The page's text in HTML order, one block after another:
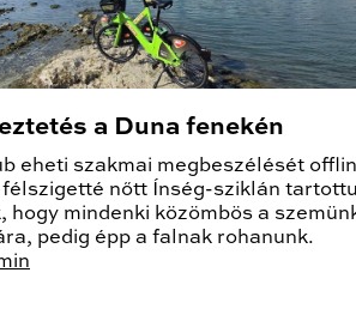
a Duna fenekén
eheti szakmai megbeszélését
félszigetté nőtt Ínség-sziklán
hogy mindenki közömbös a
pedig épp a falnak rohanunk.